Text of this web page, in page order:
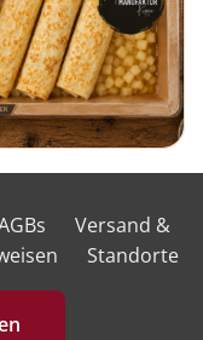
Versand &
Standorte